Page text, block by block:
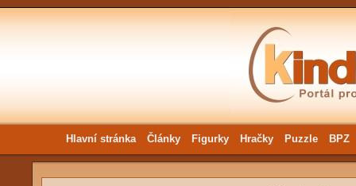
Hlavní stránka Články Figurky Hračky Puzzle BPZ